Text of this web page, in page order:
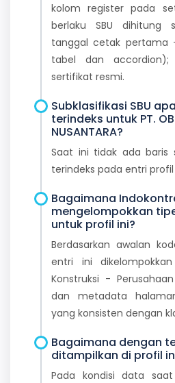
kolom register pada
berlaku SBU dihitung
tanggal cetak pertama
tabel dan
sertifikat resmi.
Subklasifikasi SBU
terindeks untuk PT.
NUSANTARA?
Saat ini tidak ada baris
terindeks pada entri profil
Bagaimana
mengelompokkan
untuk profil ini?
Berdasarkan awalan
entri ini
Konstruksi -
dan metadata
yang konsisten dengan
Bagaimana dengan
ditampilkan di profil
Pada kondisi data